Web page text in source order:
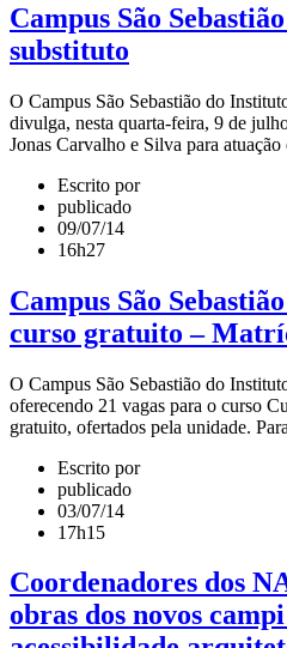
Campus São
substituto
O Campus São Sebastião do
divulga, nesta quarta-feira, 9 de
Jonas Carvalho e Silva para atuação
Escrito por
publicado
09/07/14
16h27
Campus São
curso gratuito –
O Campus São Sebastião do
oferecendo 21 vagas para o curso
gratuito, ofertados pela unidade.
Escrito por
publicado
03/07/14
17h15
Coordenadores dos
obras dos novos